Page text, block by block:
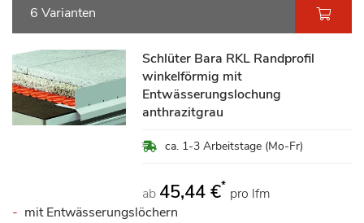
6 Varianten
Schlüter Bara RKL Randprofil
winkelförmig mit
Entwässerungslochung
anthrazitgrau
ca. 1-3 Arbeitstage (Mo-Fr)
ab 45,44 €* pro lfm
mit Entwässerungslöchern